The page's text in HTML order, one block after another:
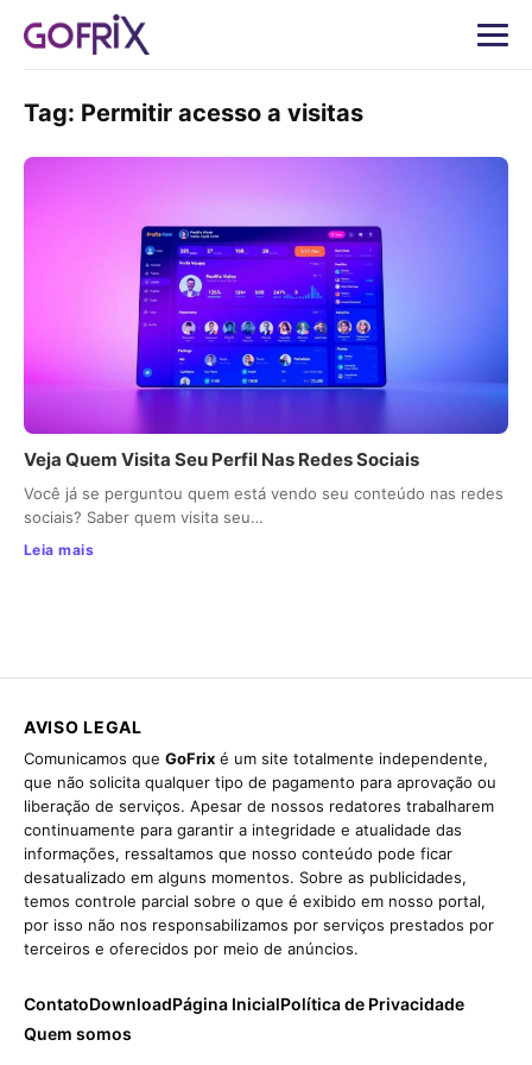
Tag: Permitir acesso a visitas
Veja Quem Visita Seu Perfil Nas Redes Sociais
Você já se perguntou quem está vendo seu conteúdo nas redes
sociais? Saber quem visita seu…
Leia mais
AVISO LEGAL
Comunicamos que GoFrix é um site totalmente independente,
que não solicita qualquer tipo de pagamento para aprovação ou
liberação de serviços. Apesar de nossos redatores trabalharem
continuamente para garantir a integridade e atualidade das
informações, ressaltamos que nosso conteúdo pode ficar
desatualizado em alguns momentos. Sobre as publicidades,
temos controle parcial sobre o que é exibido em nosso portal,
por isso não nos responsabilizamos por serviços prestados por
terceiros e oferecidos por meio de anúncios.
ContatoDownloadPágina InicialPolítica de Privacidade
Quem somos